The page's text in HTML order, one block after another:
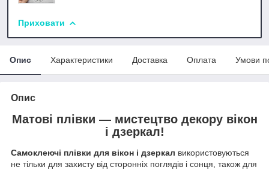
Приховати
Опис Характеристики Доставка Оплата Умови
Опис
Матові плівки — мистецтво декору вікон
і дзеркал!
Самоклеючі плівки для вікон і дзеркал використовуються
не тільки для захисту від сторонніх поглядів і сонця, також для